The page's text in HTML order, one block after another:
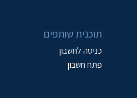
תוכנית שותפים
כניסה לחשבון
פתח חשבון